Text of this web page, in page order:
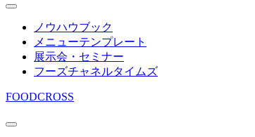
ノウハウブック
メニューテンプレート
展示会・セミナー
フーズチャネルタイムズ
FOODCROSS